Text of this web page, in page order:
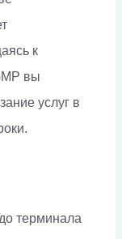
к
вы
услуг в
терминала